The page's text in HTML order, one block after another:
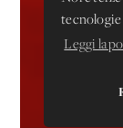
tecnologie
Leggi la